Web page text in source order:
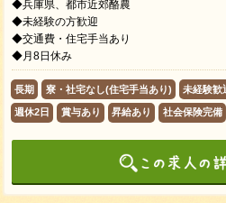
◆兵庫県、都市近郊酪農
◆未経験の方歓迎
◆交通費・住宅手当あり
◆月8日休み
長期 寮・社宅なし(住宅手当あり) 未経験歓
週休2日 賞与あり 昇給あり 社会保険完備